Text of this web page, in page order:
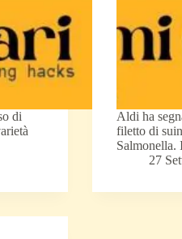
di
Aldi ha
filetto di
Salmonella.
27